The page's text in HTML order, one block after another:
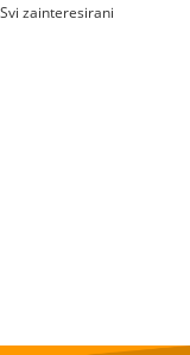
zainteresirani